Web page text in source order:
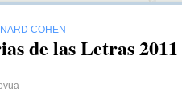
COHEN
de las Letras